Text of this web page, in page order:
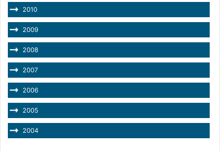
2010
2009
2008
2007
2006
2005
2004